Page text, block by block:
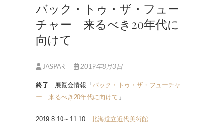
バック・トゥ・ザ・フュー
チャー 来るべき20年代に
向けて
JASPAR 2019年8月3日
終了 展覧会情報「 バック・トゥ・ザ・フューチャ
ー 来るべき20年代に向けて 」
2019.8.10～11.10 北海道立近代美術館